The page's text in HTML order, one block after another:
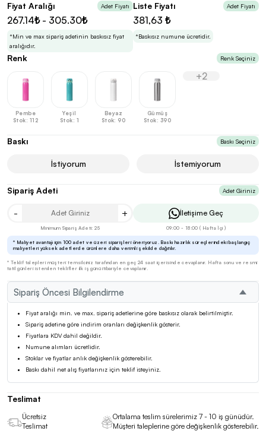
En Uygun Fiyatlarla
Teklif Al!
3 Promozone’da bulduktan sonra, uzman ekibimiz
sadece sitemiz üzerinden teklif almanı bekliyor.
Fiyat Aralığı Adet Fiyatı
267.14₺ - 305.30₺
*Min ve max sipariş adetinin baskısız fiyat
aralığıdır.
Liste Fiyatı Adet Fiyatı
381,63 ₺
*Baskısız numune ücretidir.
Sipariş Öncesi Bilgilendirme
Fiyat aralığı min. ve max. sipariş adetlerine göre baskısız olarak belirtilmiştir.
Sipariş adetine göre indirim oranları değişkenlik gösterir.
Fiyatlara KDV dahil değildir.
Numune alımları ücretlidir.
Stoklar ve fiyatlar anlık değişkenlik gösterebilir.
Baskı dahil net alış fiyatlarınız için teklif isteyiniz.
Renk Renk Seçiniz
Pembe
Stok: 112
Yeşil
Stok: 1
Beyaz
Stok: 90
Gümüş
Stok: 390
+2
Baskı Baskı Seçiniz
İstiyorum İstemiyorum
Sipariş Adeti Adet Giriniz
- +
Minimum Sipariş Adeti: 25
İletişime Geç
09:00 - 18:00 ( Hafta İçi )
* Maliyet avantajı için 100 adet ve üzeri siparişleri öneriyoruz. Baskı hazırlık süreçlerindeki başlangıç
maliyetleri yüksek adetlerde ürünlere daha verimli şekilde dağıtılır.
* Teklif talepleri müşteri temsilciniz tarafından en geç 24 saat içerisinde cevaplanır. Hafta sonu ve resmi
tatil günleri istenilen teklifler ilk iş günü itibariyle cevaplanır.
Teslimat
Ücretsiz
Teslimat
Ortalama teslim sürelerimiz 7 - 10 iş günüdür.
Müşteri taleplerine göre değişkenlik gösterebilir.